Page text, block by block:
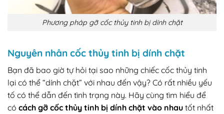
Phương pháp gỡ cốc thủy tinh bị dính chặt
Nguyên nhân cốc thủy tinh bị dính chặt
Bạn đã bao giờ tự hỏi tại sao những chiếc cốc thủy tinh
lại có thể “dính chặt” với nhau đến vậy? Có rất nhiều yếu
tố có thể dẫn đến tình trạng này. Hãy cùng tìm hiểu để
có cách gỡ cốc thủy tinh bị dính chặt vào nhau tốt nhất